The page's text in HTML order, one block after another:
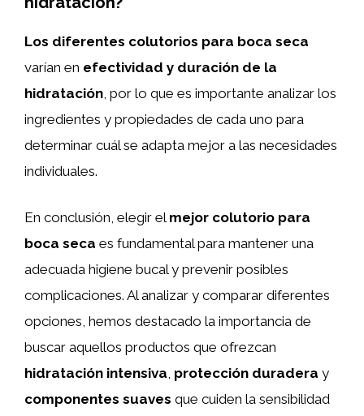
Los diferentes colutorios para boca seca
varían en efectividad y duración de la
hidratación , por lo que es importante analizar los
ingredientes y propiedades de cada uno para
determinar cuál se adapta mejor a las necesidades
individuales.
En conclusión, elegir el mejor colutorio para
boca seca es fundamental para mantener una
adecuada higiene bucal y prevenir posibles
complicaciones. Al analizar y comparar diferentes
opciones, hemos destacado la importancia de
buscar aquellos productos que ofrezcan
hidratación intensiva, protección duradera y
componentes suaves que cuiden la sensibilidad